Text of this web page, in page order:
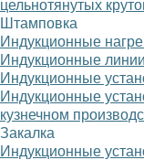
цельнотянутых
Штамповка
Индукционные
Индукционные
Индукционные
Индукционные
кузнечном
Закалка
Индукционные